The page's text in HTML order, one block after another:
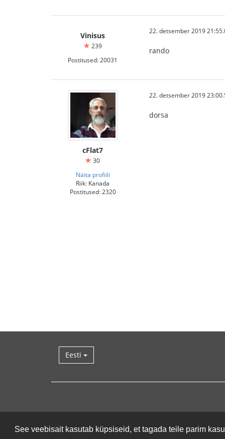
See veebisait kasutab küpsiseid, et tagada teile parim
Vinisus
239
Postitused: 20031
22. detsember 2019
rando
cFlat7
30
Näita profiili
Riik: Kanada
Postitused: 2320
22. detsember 2019
dorsa
Eesti